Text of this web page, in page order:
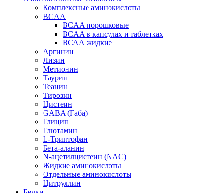
Комплексные аминокислоты
BCAA
BCAA порошковые
BCAA в капсулах и таблетках
ВСАА жидкие
Аргинин
Лизин
Метионин
Таурин
Теанин
Тирозин
Цистеин
GABA (Габа)
Глицин
Глютамин
L-Триптофан
Бета-аланин
N-ацетилцистеин (NAC)
Жидкие аминокислоты
Отдельные аминокислоты
Цитруллин